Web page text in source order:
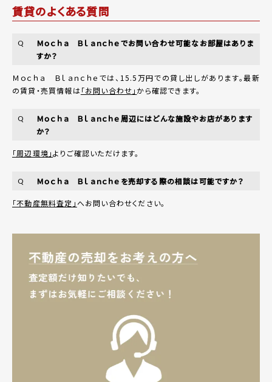
賃貸のよくある質問
Q
Ｍｏｃｈａ Ｂｌａｎｃｈｅでお問い合わせ可能なお部屋はありま
すか？
Ｍｏｃｈａ Ｂｌａｎｃｈｅでは、15.5万円での貸し出しがあります。最新
の賃貸・売買情報は「お問い合わせ」 から確認できます。
Q
Ｍｏｃｈａ Ｂｌａｎｃｈｅ周辺にはどんな施設やお店があります
か？
「周辺環境」よりご確認いただけます。
Q Ｍｏｃｈａ Ｂｌａｎｃｈｅを売却する際の相談は可能ですか？
「不動産無料査定」へお問い合わせください。